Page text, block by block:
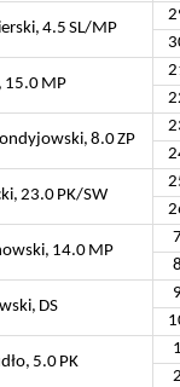
4.5 SL/MP
15.0 MP
8.0 ZP
23.0 PK/SW
14.0 MP
DS
5.0 PK